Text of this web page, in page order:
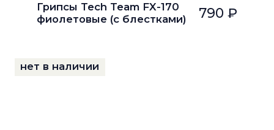
Грипсы Tech Team FX-170
фиолетовые (с блестками)
790 ₽
нет в наличии